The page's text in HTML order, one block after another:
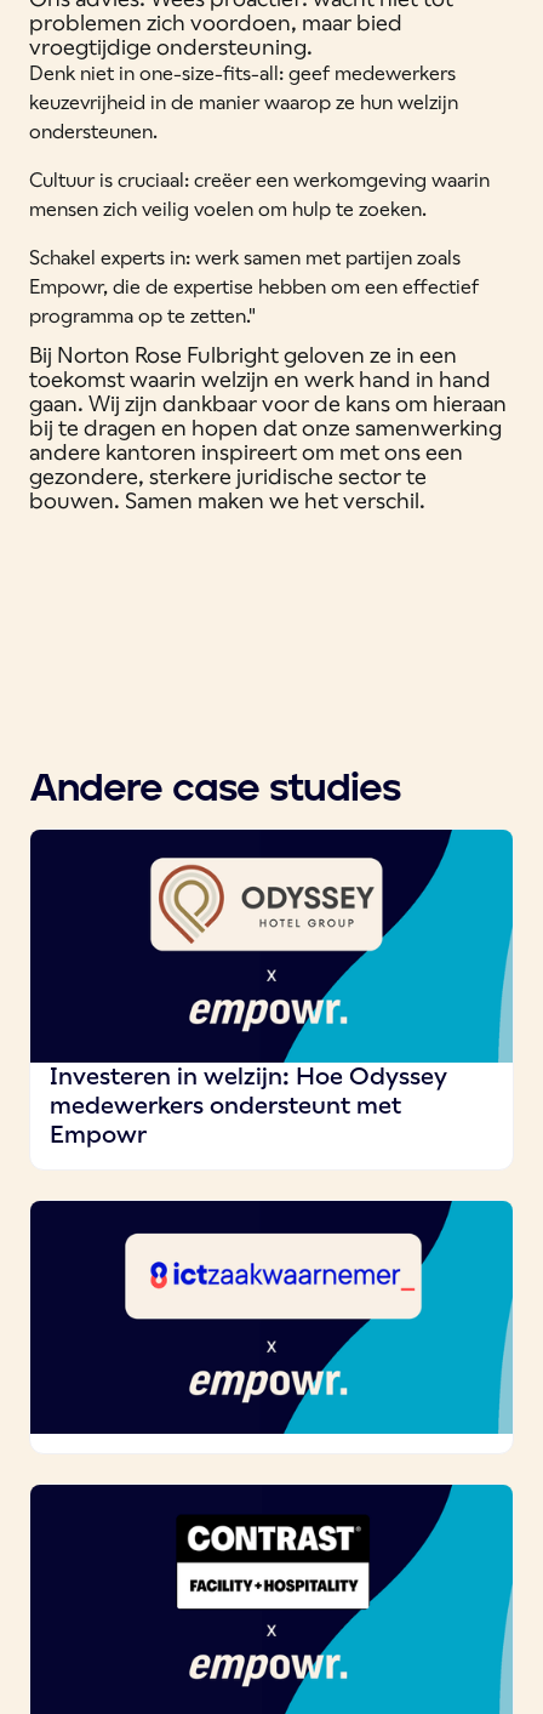
problemen zich voordoen, maar bied
vroegtijdige ondersteuning.
Denk niet in one-size-fits-all: geef medewerkers
keuzevrijheid in de manier waarop ze hun welzijn
ondersteunen.
Cultuur is cruciaal: creëer een werkomgeving waarin
mensen zich veilig voelen om hulp te zoeken.
Schakel experts in: werk samen met partijen zoals
Empowr, die de expertise hebben om een effectief
programma op te zetten."
Bij Norton Rose Fulbright geloven ze in een
toekomst waarin welzijn en werk hand in hand
gaan. Wij zijn dankbaar voor de kans om hieraan
bij te dragen en hopen dat onze samenwerking
andere kantoren inspireert om met ons een
gezondere, sterkere juridische sector te
bouwen. Samen maken we het verschil.
Andere case studies
Investeren in welzijn: Hoe Odyssey
medewerkers ondersteunt met
Empowr